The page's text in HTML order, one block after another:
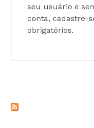
seu usuário e
conta, cadastre-
obrigatórios.